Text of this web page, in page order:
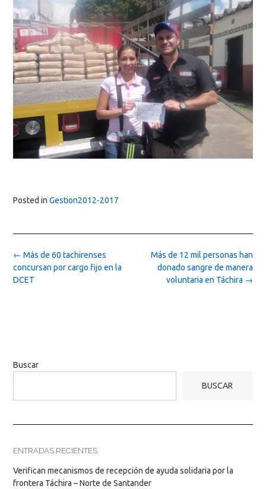
Posted in Gestion2012-2017
Post
navigation
Más de 12 mil personas han
donado sangre de manera
voluntaria en Táchira →
← Más de 60 tachirenses
concursan por cargo fijo en la
DCET
Buscar
BUSCAR
ENTRADAS RECIENTES
Verifican mecanismos de recepción de ayuda solidaria por la
frontera Táchira – Norte de Santander